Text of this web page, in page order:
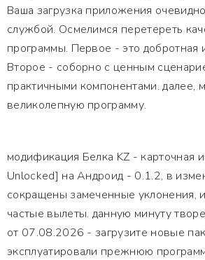
Ваша загрузка приложения
службой. Осмелимся перетереть
программы. Первое - это добротная
Второе - соборно с ценным
практичными компонентами. далее,
великолепную программу.
модификация Белка KZ - карточная
Unlocked] на Андроид - 0.1.2, в
сокращены замеченные уклонения,
частые вылеты. данную минуту
от 07.08.2026 - загрузите новые
эксплуатировали прежнюю